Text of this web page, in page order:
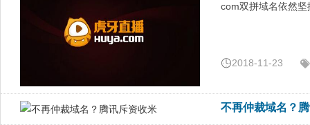
com双拼域名依然
2018-11-23
不再仲裁域名？